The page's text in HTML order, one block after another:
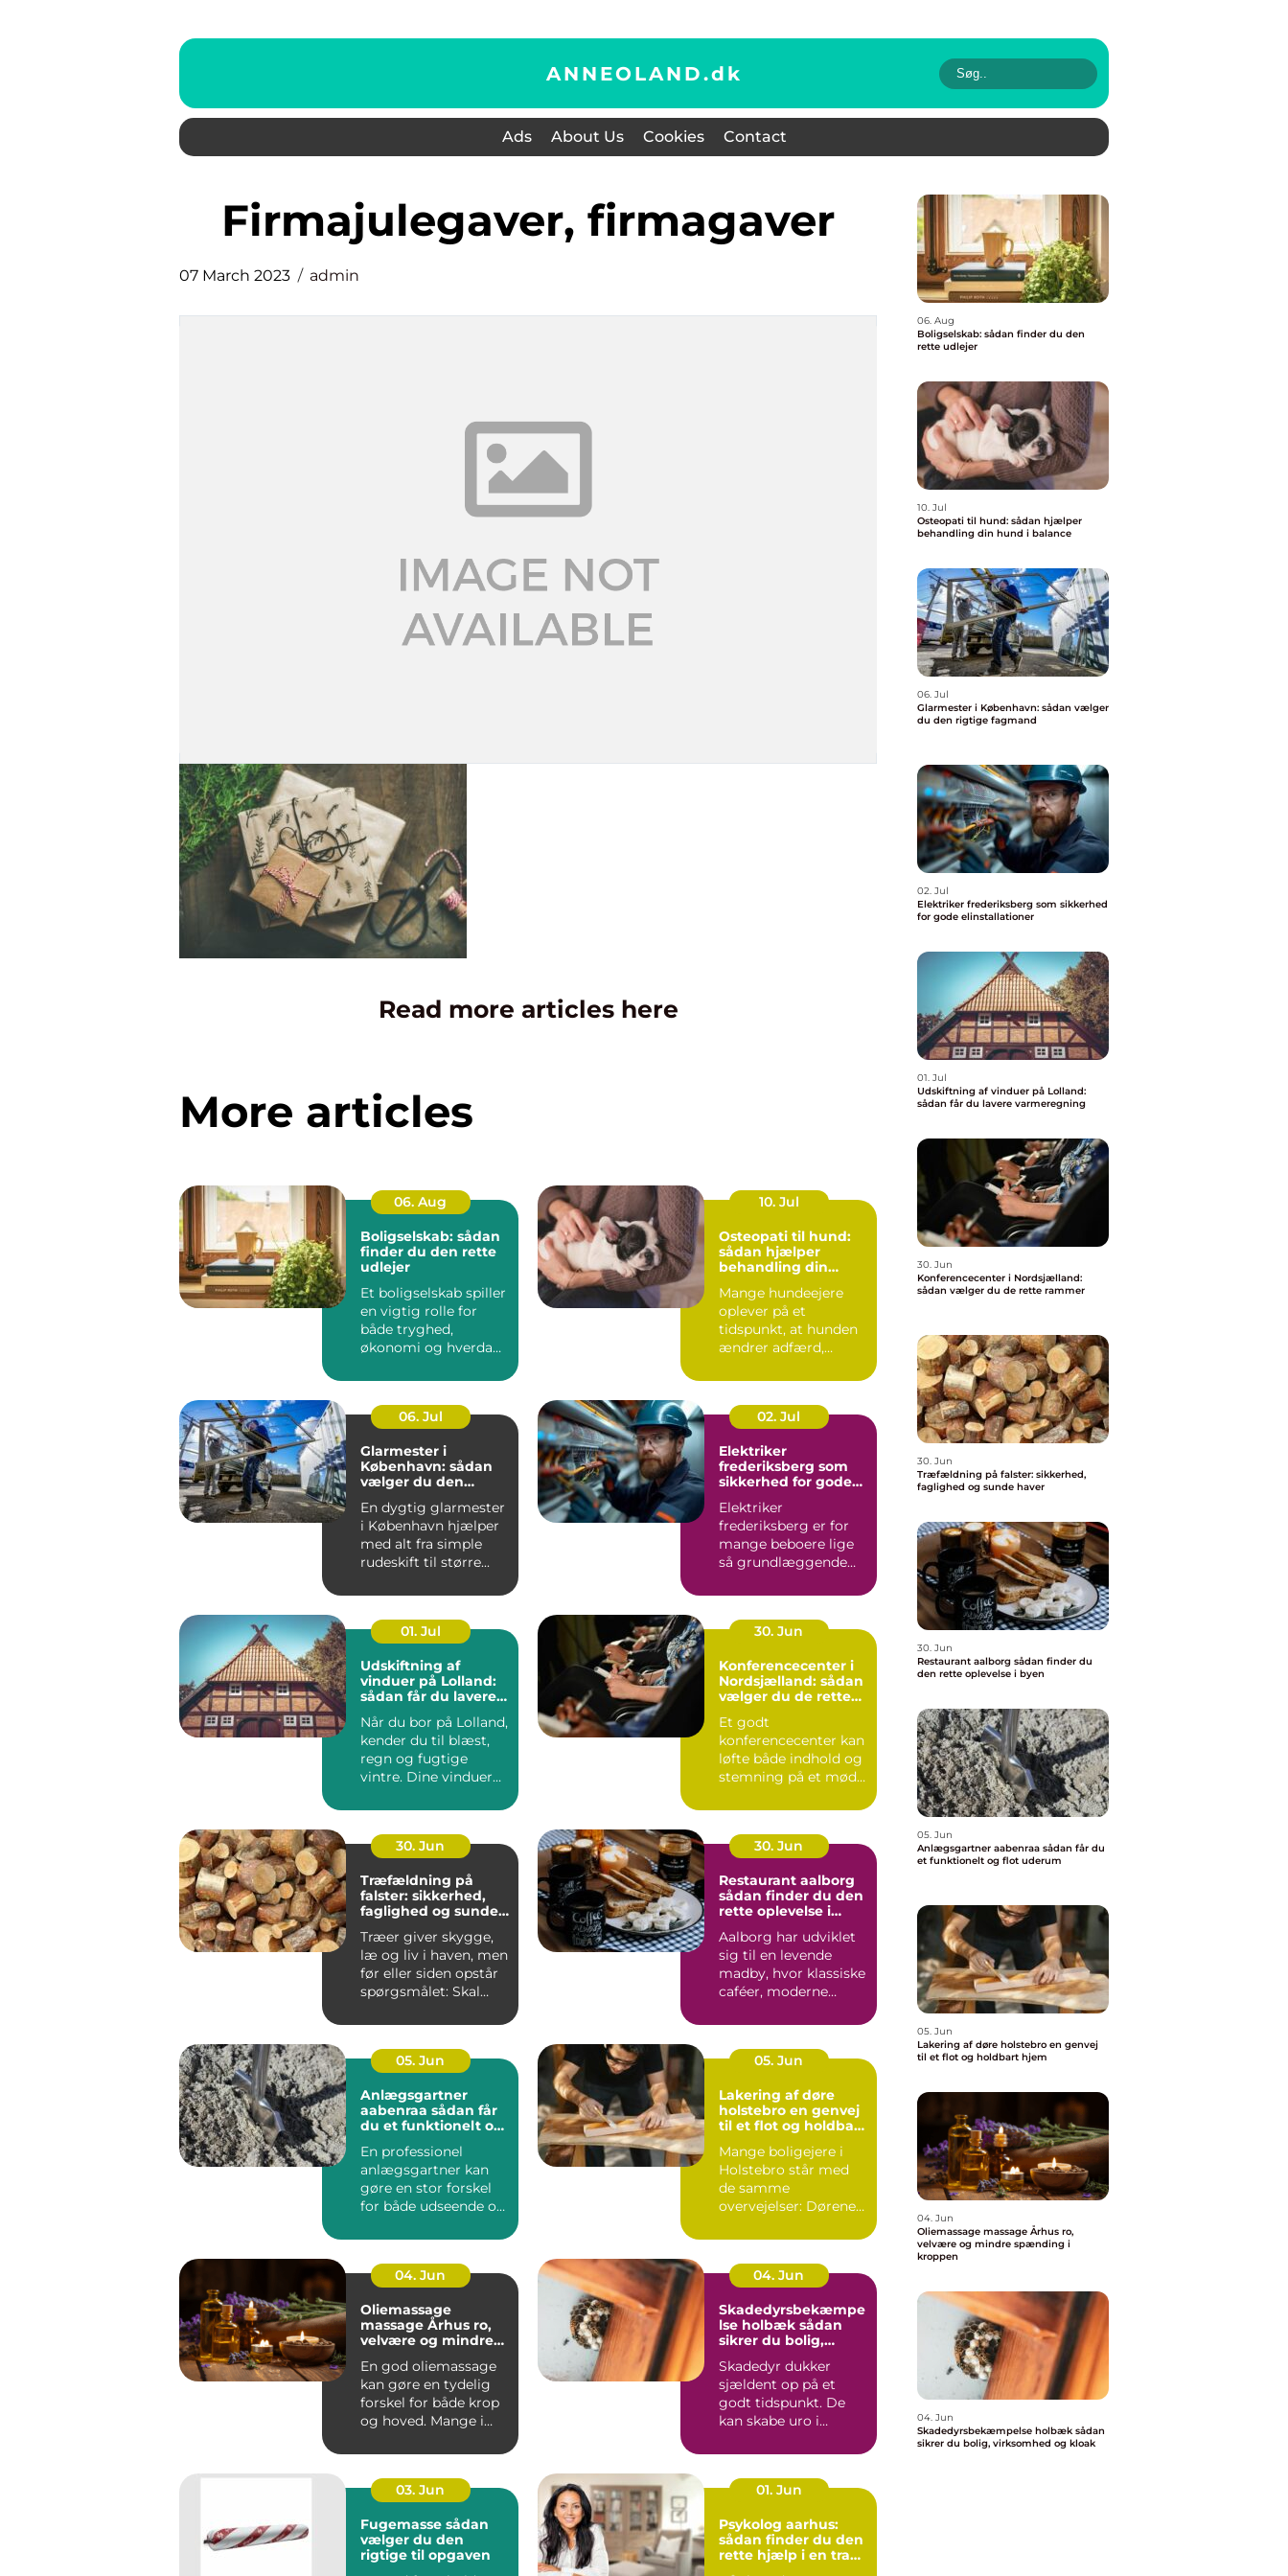
ANNEOLAND.dk
Ads About Us Cookies Contact
firmajulegaver, firmagaver
07 March 2023 admin
Read more articles here
More articles
06. Aug
Boligselskab: sådan
finder du den rette
udlejer
Et boligselskab spiller
en vigtig rolle for
både tryghed,
økonomi og hverdag,
10. Jul
Osteopati til hund:
sådan hjælper
behandling din
Mange hundeejere
oplever på et
tidspunkt, at hunden
ændrer adfærd,
06. Jul
Glarmester i
København: sådan
vælger du den
En dygtig glarmester
i København hjælper
med alt fra simple
rudeskift til større...
02. Jul
Elektriker
frederiksberg som
sikkerhed for gode
Elektriker
frederiksberg er for
mange beboere lige
så grundlæggende
varmekilder og...
01. Jul
Udskiftning af
vinduer på Lolland:
sådan får du lavere
Når du bor på Lolland,
kender du til blæst,
regn og fugtige
vintre. Dine vinduer
30. Jun
Konferencecenter i
Nordsjælland: sådan
vælger du de rette
Et godt
konferencecenter kan
løfte både indhold og
stemning på et møde.
30. Jun
Træfældning på
falster: sikkerhed,
faglighed og sunde
Træer giver skygge,
læ og liv i haven, men
før eller siden opstår
spørgsmålet: Skal
30. Jun
Restaurant aalborg
sådan finder du den
rette oplevelse i
Aalborg har udviklet
sig til en levende
madby, hvor klassiske
caféer, moderne
specialise...
05. Jun
Anlægsgartner
aabenraa sådan får
du et funktionelt og
En professionel
anlægsgartner kan
gøre en stor forskel
for både udseende og
Mange ...
05. Jun
Lakering af døre
holstebro en genvej
til et flot og holdbart
Mange boligejere i
Holstebro står med
de samme
overvejelser: Dørene
umoderne, o...
04. Jun
Oliemassage
massage Århus ro,
velvære og mindre
En god oliemassage
kan gøre en tydelig
forskel for både krop
og hoved. Mange i
massage ...
04. Jun
Skadedyrsbekæmpe
lse holbæk sådan
sikrer du bolig,
Skadedyr dukker
sjældent op på et
godt tidspunkt. De
kan skabe uro i
skader på ...
03. Jun
Fugemasse sådan
vælger du den
rigtige til opgaven
01. Jun
Psykolog aarhus:
sådan finder du den
rette hjælp i en travl
06. Aug
Boligselskab: sådan finder du den
rette udlejer
10. Jul
Osteopati til hund: sådan hjælper
behandling din hund i balance
06. Jul
Glarmester i København: sådan vælger
du den rigtige fagmand
02. Jul
Elektriker frederiksberg som sikkerhed
for gode elinstallationer
01. Jul
Udskiftning af vinduer på Lolland:
sådan får du lavere varmeregning
30. Jun
Konferencecenter i Nordsjælland:
sådan vælger du de rette rammer
30. Jun
Træfældning på falster: sikkerhed,
faglighed og sunde haver
30. Jun
Restaurant aalborg sådan finder du
den rette oplevelse i byen
05. Jun
Anlægsgartner aabenraa sådan får du
et funktionelt og flot uderum
05. Jun
Lakering af døre holstebro en genvej
til et flot og holdbart hjem
04. Jun
Oliemassage massage Århus ro,
velvære og mindre spænding i
kroppen
04. Jun
Skadedyrsbekæmpelse holbæk sådan
sikrer du bolig, virksomhed og kloak